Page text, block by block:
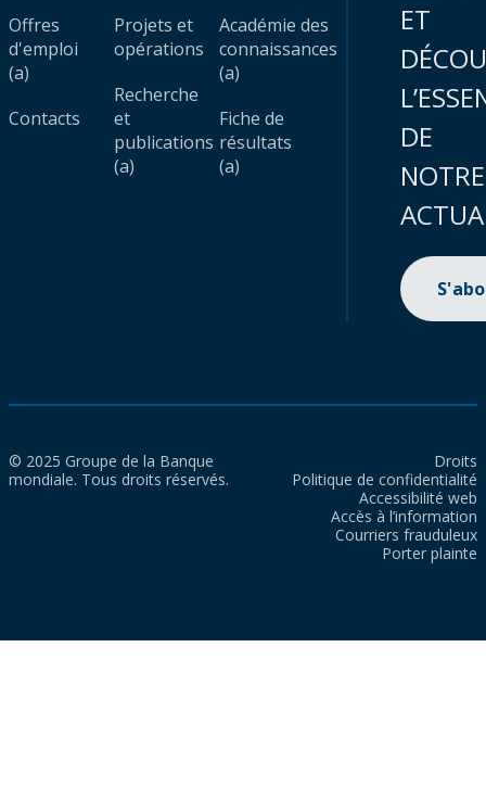
Offres
d'emploi
(a)
Contacts
Projets et
opérations
Recherche
et
publications
(a)
Académie des
connaissances
(a)
Fiche de
résultats
(a)
ET
DE
NOTRE
© 2025 Groupe de la Banque
mondiale. Tous droits réservés.
Droits
Politique de confidentialité
Accessibilité web
Accès à l’information
Courriers frauduleux
Porter plainte